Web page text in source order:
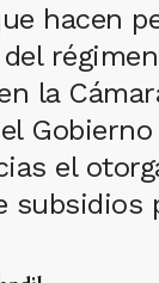
hacen
la
el
subsidios